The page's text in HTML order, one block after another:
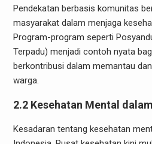
Pendekatan berbasis komunitas
masyarakat dalam menjaga
Program-program seperti
Terpadu) menjadi contoh nyata
berkontribusi dalam memantau
warga.
2.2 Kesehatan Mental
Kesadaran tentang kesehatan